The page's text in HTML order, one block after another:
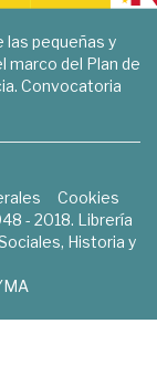
las pequeñas y
marco del Plan de
Convocatoria
Cookies
- 2018. Librería
Historia y